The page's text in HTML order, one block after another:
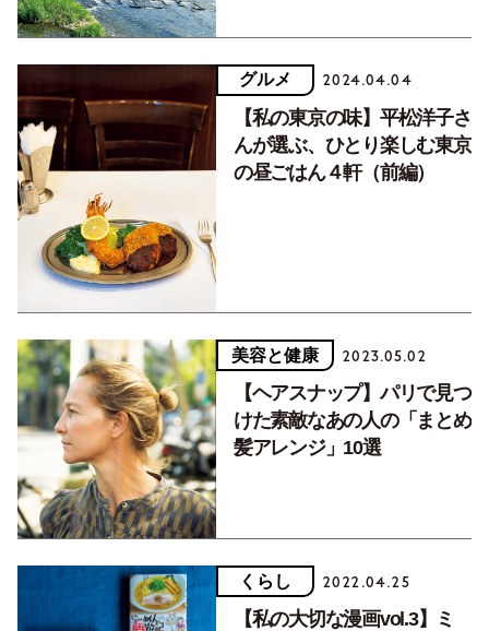
グルメ 2024.04.04
【私の東京の味】平松洋子さ
んが選ぶ、ひとり楽しむ東京
の昼ごはん４軒（前編）
美容と健康 2023.05.02
【ヘアスナップ】パリで見つ
けた素敵なあの人の「まとめ
髪アレンジ」10選
くらし 2022.04.25
【私の大切な漫画vol.3】ミ